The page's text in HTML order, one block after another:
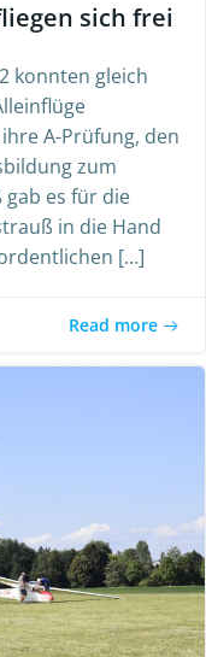
sich frei
konnten gleich
A-Prüfung, den
zum
es für die
in die Hand
[…]
Read more